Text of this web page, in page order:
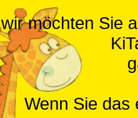
wir möchten Sie
Wenn Sie das